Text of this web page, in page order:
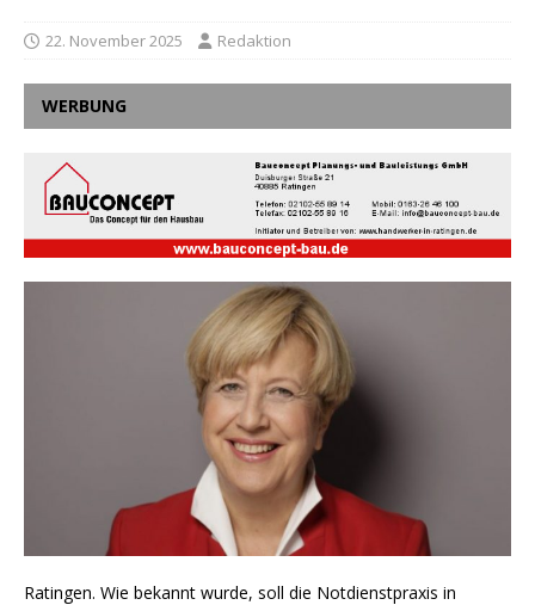
22. November 2025 Redaktion
WERBUNG
Ratingen. Wie bekannt wurde, soll die Notdienstpraxis in